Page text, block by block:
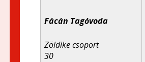
Fácán Tagóvoda
Zöldike csoport
30